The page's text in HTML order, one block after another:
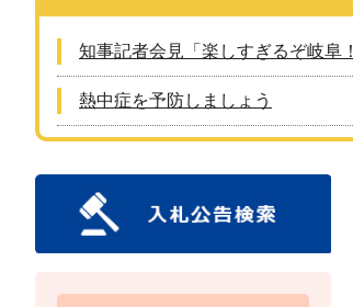
知事記者会見「楽しすぎるぞ岐阜
熱中症を予防しましょう